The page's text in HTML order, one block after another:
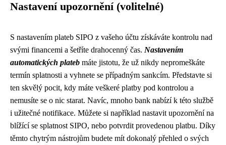
Nastavení upozornění (volitelné)
S nastavením plateb SIPO z vašeho účtu získáváte kontrolu nad
svými financemi a šetříte drahocenný čas. Nastavením
automatických plateb máte jistotu, že už nikdy nepromeškáte
termín splatnosti a vyhnete se případným sankcím. Představte si
ten skvělý pocit, kdy máte veškeré platby pod kontrolou a
nemusíte se o nic starat. Navíc, mnoho bank nabízí k této službě
i užitečné notifikace. Můžete si například nastavit upozornění na
blížící se splatnost SIPO, nebo potvrdit provedenou platbu. Díky
těmto chytrým nástrojům budete mít dokonalý přehled o svých